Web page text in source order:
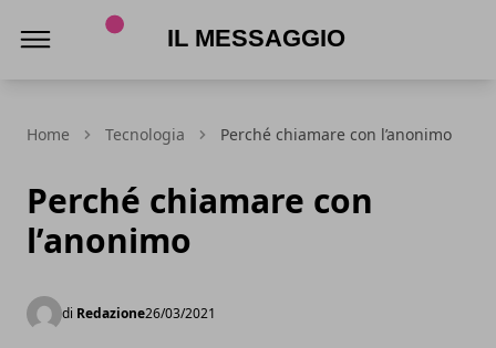
Home Tecnologia Perché chiamare con l’anonimo
Perché chiamare con
l’anonimo
di Redazione26/03/2021